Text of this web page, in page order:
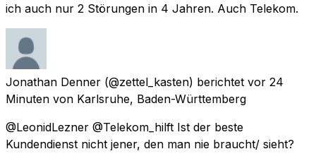
ich auch nur 2 Störungen in 4 Jahren. Auch Telekom.
Jonathan Denner (@zettel_kasten) berichtet vor 24
Minuten von Karlsruhe, Baden-Württemberg
@LeonidLezner @Telekom_hilft Ist der beste
Kundendienst nicht jener, den man nie braucht/ sieht?